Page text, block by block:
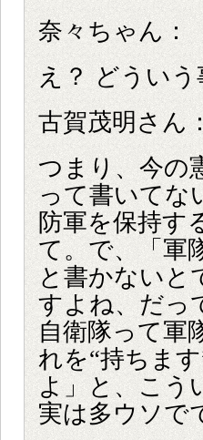
奈々ちゃん：
え？ どういう
古賀茂明さん
つまり、今の
って書いてな
防軍を保持す
て。で、「軍
と書かない
すよね、だっ
自衛隊って軍
れを“持ちま
よ」と、こう
実は多ウソで